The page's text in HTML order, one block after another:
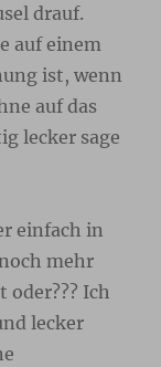
drauf.
auf einem
ist, wenn
auf das
lecker sage
einfach in
mehr
Ich
lecker